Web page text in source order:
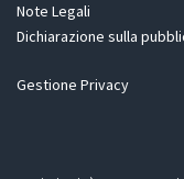
Note Legali
Dichiarazione sulla
Gestione Privacy